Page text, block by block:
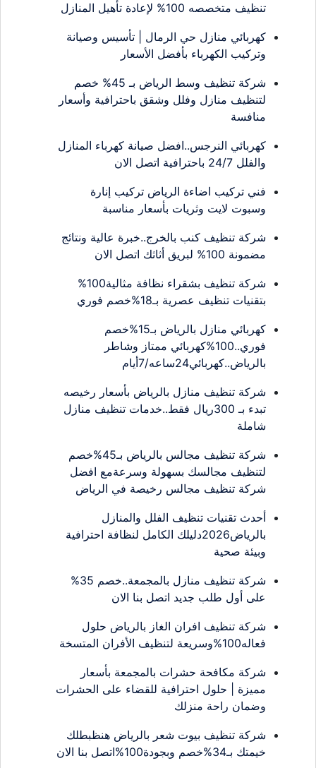
تنظيف متخصصه 100% لإعادة تأهيل المنازل
كهربائي منازل حي الرمال | تأسيس وصيانة
وتركيب الكهرباء بأفضل الأسعار
شركة تنظيف وسط الرياض بـ 45% خصم
لتنظيف منازل وفلل وشقق باحترافية وأسعار
منافسة
كهربائي النرجس..افضل صيانة كهرباء المنازل
والفلل 24/7 باحترافية اتصل الان
فني تركيب اضاءة الرياض تركيب إنارة
وسبوت لايت وثريات بأسعار مناسبة
شركة تنظيف كنب بالخرج..خبرة عالية ونتائج
مضمونة 100% لبريق أثاثك اتصل الان
شركة تنظيف بشقراء نظافة مثالية100%
بتقنيات تنظيف عصرية بـ18%خصم فوري
كهربائي منازل بالرياض بـ15%خصم
فوري..100%كهربائي ممتاز وشاطر
بالرياض..كهربائي24ساعه/7أيام
شركة تنظيف منازل بالرياض بأسعار رخيصه
تبدء بـ 300ريال فقط..خدمات تنظيف منازل
شاملة
شركة تنظيف مجالس بالرياض بـ45%خصم
لتنظيف مجالسك بسهولة وسرعةمع افضل
شركة تنظيف مجالس رخيصة في الرياض
أحدث تقنيات تنظيف الفلل والمنازل
بالرياض2026دليلك الكامل لنظافة احترافية
وبيئة صحية
شركة تنظيف منازل بالمجمعة..خصم 35%
على أول طلب جديد اتصل بنا الان
شركة تنظيف افران الغاز بالرياض حلول
فعاله100%وسريعة لتنظيف الأفران المتسخة
شركة مكافحة حشرات بالمجمعة بأسعار
مميزة | حلول احترافية للقضاء على الحشرات
وضمان راحة منزلك
شركة تنظيف بيوت شعر بالرياض هنظبطلك
خيمتك بـ34%خصم وبجودة100%اتصل بنا الان